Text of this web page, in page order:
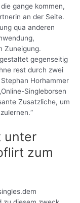
gange kommen,
an der Seite.
qua anderen
Zuneigung.
gegenseitig
rest durch zwei
Horhammer
Singleborsen
Zusatzliche, um
unter
zum